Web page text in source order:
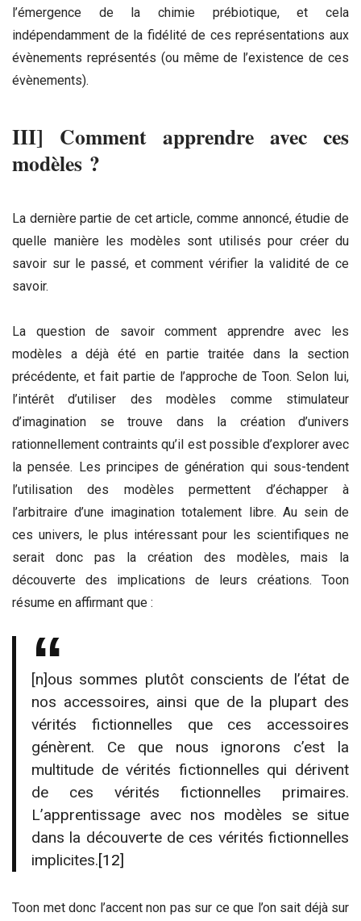
l’émergence de la chimie prébiotique, et cela
indépendamment de la fidélité de ces représentations aux
évènements représentés (ou même de l’existence de ces
évènements).
III] Comment apprendre avec ces
modèles ?
La dernière partie de cet article, comme annoncé, étudie de
quelle manière les modèles sont utilisés pour créer du
savoir sur le passé, et comment vérifier la validité de ce
savoir.
La question de savoir comment apprendre avec les
modèles a déjà été en partie traitée dans la section
précédente, et fait partie de l’approche de Toon. Selon lui,
l’intérêt d’utiliser des modèles comme stimulateur
d’imagination se trouve dans la création d’univers
rationnellement contraints qu’il est possible d’explorer avec
la pensée. Les principes de génération qui sous-tendent
l’utilisation des modèles permettent d’échapper à
l’arbitraire d’une imagination totalement libre. Au sein de
ces univers, le plus intéressant pour les scientifiques ne
serait donc pas la création des modèles, mais la
découverte des implications de leurs créations. Toon
résume en affirmant que :
[n]ous sommes plutôt conscients de l’état de
nos accessoires, ainsi que de la plupart des
vérités fictionnelles que ces accessoires
génèrent. Ce que nous ignorons c’est la
multitude de vérités fictionnelles qui dérivent
de ces vérités fictionnelles primaires.
L’apprentissage avec nos modèles se situe
dans la découverte de ces vérités fictionnelles
implicites.[12]
Toon met donc l’accent non pas sur ce que l’on sait déjà sur